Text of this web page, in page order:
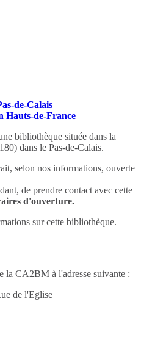
de-Calais
Hauts-de-France
bibliothèque située dans la
dans le Pas-de-Calais.
selon nos informations, ouverte
de prendre contact avec cette
d'ouverture.
sur cette bibliothèque.
la CA2BM à l'adresse suivante :
de l'Eglise